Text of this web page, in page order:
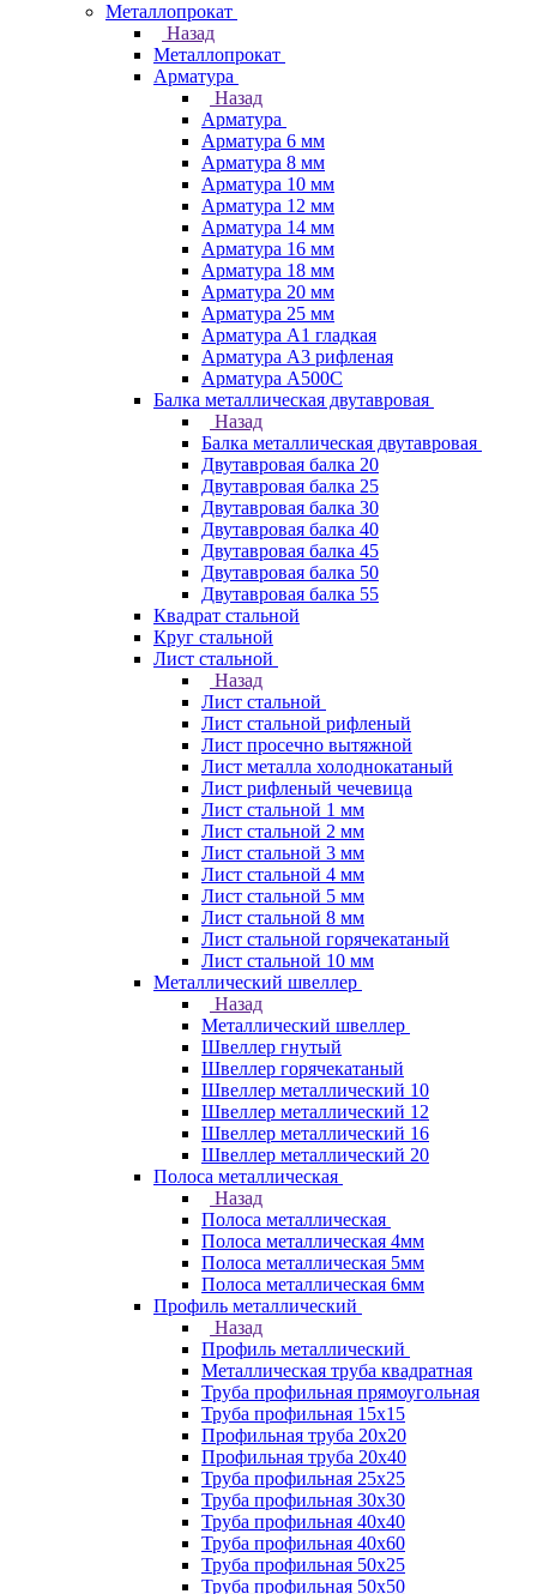
Металлопрокат
Назад
Металлопрокат
Арматура
Назад
Арматура
Арматура 6 мм
Арматура 8 мм
Арматура 10 мм
Арматура 12 мм
Арматура 14 мм
Арматура 16 мм
Арматура 18 мм
Арматура 20 мм
Арматура 25 мм
Арматура А1 гладкая
Арматура А3 рифленая
Арматура А500С
Балка металлическая двутавровая
Назад
Балка металлическая двутавровая
Двутавровая балка 20
Двутавровая балка 25
Двутавровая балка 30
Двутавровая балка 40
Двутавровая балка 45
Двутавровая балка 50
Двутавровая балка 55
Квадрат стальной
Круг стальной
Лист стальной
Назад
Лист стальной
Лист стальной рифленый
Лист просечно вытяжной
Лист металла холоднокатаный
Лист рифленый чечевица
Лист стальной 1 мм
Лист стальной 2 мм
Лист стальной 3 мм
Лист стальной 4 мм
Лист стальной 5 мм
Лист стальной 8 мм
Лист стальной горячекатаный
Лист стальной 10 мм
Металлический швеллер
Назад
Металлический швеллер
Швеллер гнутый
Швеллер горячекатаный
Швеллер металлический 10
Швеллер металлический 12
Швеллер металлический 16
Швеллер металлический 20
Полоса металлическая
Назад
Полоса металлическая
Полоса металлическая 4мм
Полоса металлическая 5мм
Полоса металлическая 6мм
Профиль металлический
Назад
Профиль металлический
Металлическая труба квадратная
Труба профильная прямоугольная
Труба профильная 15х15
Профильная труба 20х20
Профильная труба 20х40
Труба профильная 25х25
Труба профильная 30x30
Труба профильная 40х40
Труба профильная 40х60
Труба профильная 50х25
Труба профильная 50х50